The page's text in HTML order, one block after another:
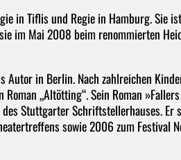
in Tiflis und Regie in Hamburg. Sie
im Mai 2008 beim renommierten
Autor in Berlin. Nach zahlreichen
„Altötting“. Sein Roman
Stuttgarter Schriftstellerhauses. Er
sowie 2006 zum Festival